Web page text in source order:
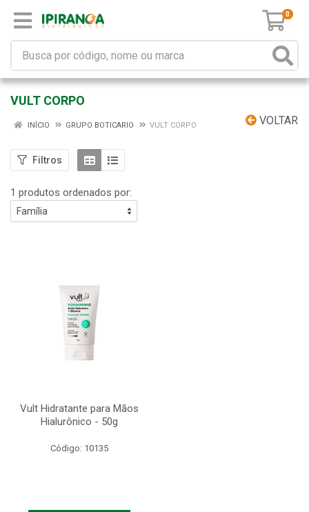
0
VULT CORPO
VOLTAR
INÍCIO GRUPO BOTICARIO VULT CORPO
Filtros
1 produtos ordenados por:
Vult Hidratante para Mãos
Hialurônico - 50g
Código: 10135